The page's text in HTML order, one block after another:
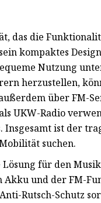
das die
kompaktes
Nutzung
herzustellen,
über FM-
UKW-Radio
ist der
suchen.
für den
und der FM-
Rutsch-Schutz